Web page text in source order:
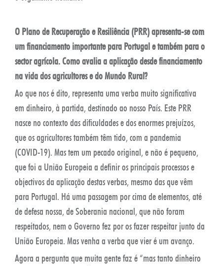
O Plano de Recuperação e Resiliência (PRR) apresenta-se com
um financiamento importante para Portugal e também para o
sector agrícola. Como avalia a aplicação desde financiamento
na vida dos agricultores e do Mundo Rural?
Ao que nos é dito, representa uma verba muito significativa
em dinheiro, à partida, destinado ao nosso País. Este PRR
nasce no contexto das dificuldades e dos enormes prejuízos,
que os agricultores também têm tido, com a pandemia
(COVID-19). Mas tem um pecado original, e não é pequeno,
que foi a União Europeia a definir os principais processos e
objectivos da aplicação destas verbas, mesmo das que vêm
para Portugal. Há uma passagem por cima de elementos, até
de defesa nossa, de Soberania nacional, que não foram
respeitados, nem o Governo fez por os fazer respeitar junto da
União Europeia. Mas venha a verba que vier é um avanço.
Agora a pergunta que muita gente faz é “mas tanto dinheiro